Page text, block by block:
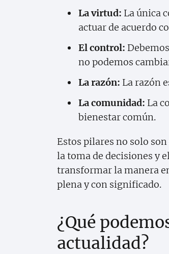
La virtud: La única
actuar de acuerdo
El control:
no podemos
La razón: La razón
La comunidad: La
bienestar común.
Estos pilares no solo
la toma de decisiones y
transformar la manera
plena y con significado.
¿Qué
actualidad?